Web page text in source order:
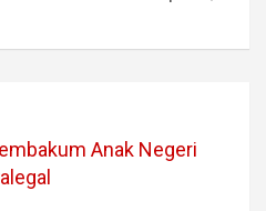
Anak Negeri